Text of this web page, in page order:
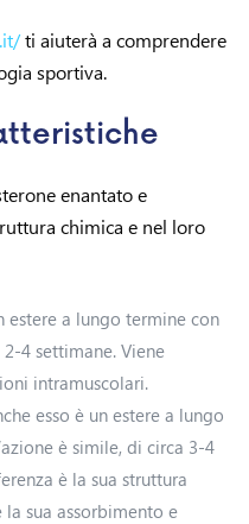
ti aiuterà a comprendere
sportiva.
enantato e
chimica e nel loro
estere a lungo termine con
4 settimane. Viene
intramuscolari.
esso è un estere a lungo
è simile, di circa 3-4
è la sua struttura
sua assorbimento e